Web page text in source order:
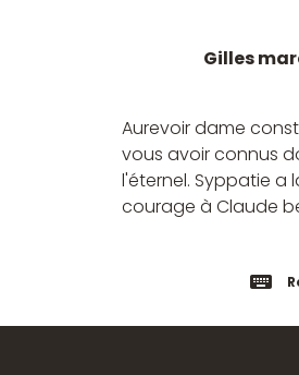
Gilles
Aurevoir dame
vous avoir connus
l'éternel. Syppatie a
courage à Claude